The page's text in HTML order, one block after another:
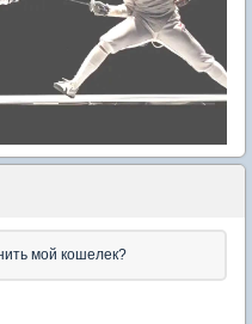
мой кошелек?